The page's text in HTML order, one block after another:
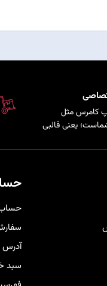
کامرس مثل
یعنی قالبی
شده تا
را برای
حساب
آدرس
سبد